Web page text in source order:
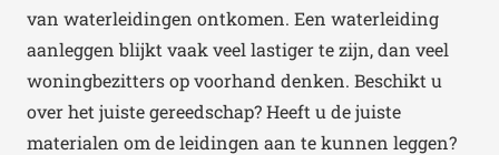
van waterleidingen ontkomen. Een waterleiding
aanleggen blijkt vaak veel lastiger te zijn, dan veel
woningbezitters op voorhand denken. Beschikt u
over het juiste gereedschap? Heeft u de juiste
materialen om de leidingen aan te kunnen leggen?